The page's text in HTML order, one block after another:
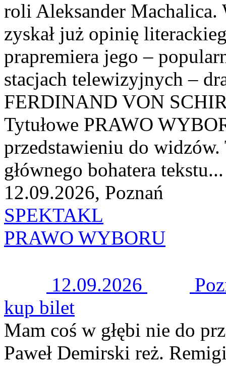
roli Aleksander
zyskał już opinię
prapremiera jego –
stacjach telewizyjnych –
FERDINAND VON
Tytułowe PRAWO
przedstawieniu do
głównego bohatera tekstu...
12.09.2026, Poznań
SPEKTAKL
PRAWO WYBORU
12.09.2026
kup bilet
Mam coś w głębi nie do
Paweł Demirski reż.